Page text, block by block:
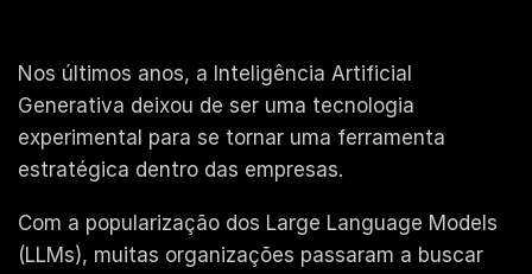
Nos últimos anos, a Inteligência Artificial
Generativa deixou de ser uma tecnologia
experimental para se tornar uma ferramenta
estratégica dentro das empresas.
Com a popularização dos Large Language Models
(LLMs), muitas organizações passaram a buscar